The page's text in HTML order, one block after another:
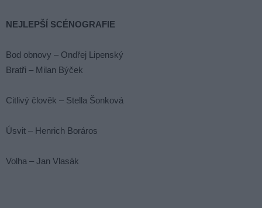
NEJLEPŠÍ SCÉNOGRAFIE
Bod obnovy – Ondřej Lipenský
Bratři – Milan Býček
Citlivý člověk – Stella Šonková
Úsvit – Henrich Boráros
Volha – Jan Vlasák